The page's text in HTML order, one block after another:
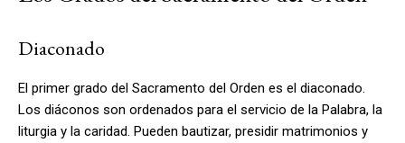
Diaconado
El primer grado del Sacramento del Orden es el diaconado.
Los diáconos son ordenados para el servicio de la Palabra, la
liturgia y la caridad. Pueden bautizar, presidir matrimonios y